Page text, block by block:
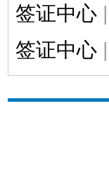
签证中心 |
签证中心 |